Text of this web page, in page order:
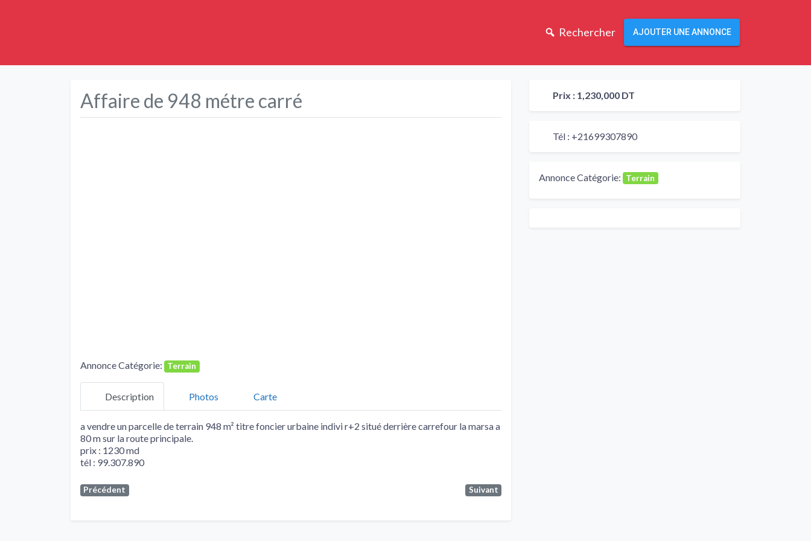
Rechercher AJOUTER UNE ANNONCE
Affaire de 948 métre carré
Annonce Catégorie: Terrain
Description Photos Carte
a vendre un parcelle de terrain 948 m² titre foncier urbaine indivi r+2 situé derrière carrefour la marsa a
80 m sur la route principale.
prix : 1230 md
tél : 99.307.890
Précédent Suivant
Prix : 1,230,000 DT
Tél : +21699307890
Annonce Catégorie: Terrain